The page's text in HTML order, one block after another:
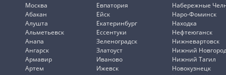
Москва
Абакан
Алушта
Альметьевск
Анапа
Ангарск
Армавир
Артем
Евпатория
Ейск
Екатеринбург
Ессентуки
Зеленоградск
Златоуст
Иваново
Ижевск
Набережные
Наро-Фоминск
Находка
Нефтеюганск
Нижневартовск
Нижний
Нижний Тагил
Новокузнецк